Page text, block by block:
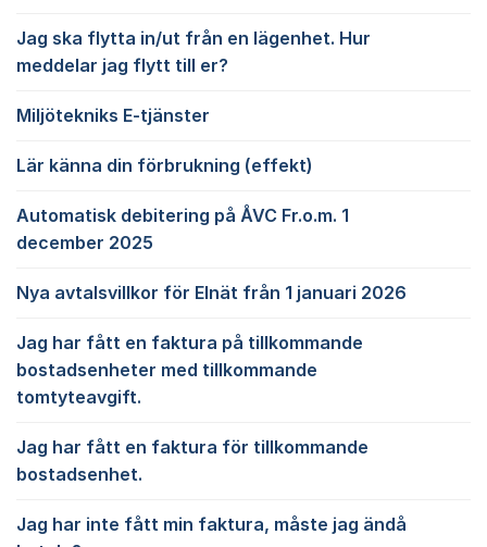
Jag ska flytta in/ut från en lägenhet. Hur
meddelar jag flytt till er?
Miljötekniks E-tjänster
Lär känna din förbrukning (effekt)
Automatisk debitering på ÅVC Fr.o.m. 1
december 2025
Nya avtalsvillkor för Elnät från 1 januari 2026
Jag har fått en faktura på tillkommande
bostadsenheter med tillkommande
tomtyteavgift.
Jag har fått en faktura för tillkommande
bostadsenhet.
Jag har inte fått min faktura, måste jag ändå